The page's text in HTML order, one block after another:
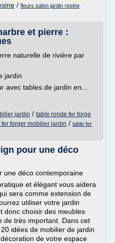
/ fleurs salon jardin resine
et pierre :
naturelle de rivière par
jardin
avec tables de jardin en...
jardin / table ronde fer forge
fer forger mobilier jardin / table fer
pour une déco
une déco contemporaine
et élégant vous aidera
sera comme extension de
utiliser votre jardin
donc choisir des meubles
de très important. Dans cet
idées de mobilier de jardin
de votre espace